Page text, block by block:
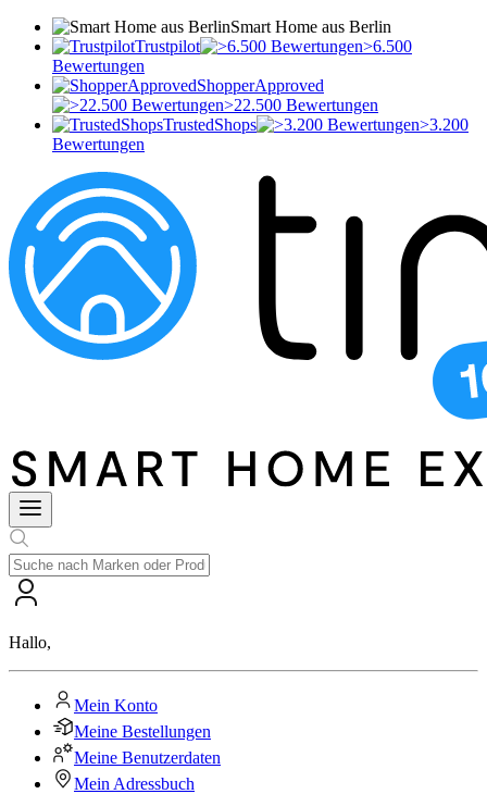
Smart Home aus Berlin
Trustpilot
>6.500
Bewertungen
ShopperApproved
>22.500 Bewertungen
TrustedShops
>3.200
Bewertungen
Hallo,
Mein Konto
Meine Bestellungen
Meine Benutzerdaten
Mein Adressbuch